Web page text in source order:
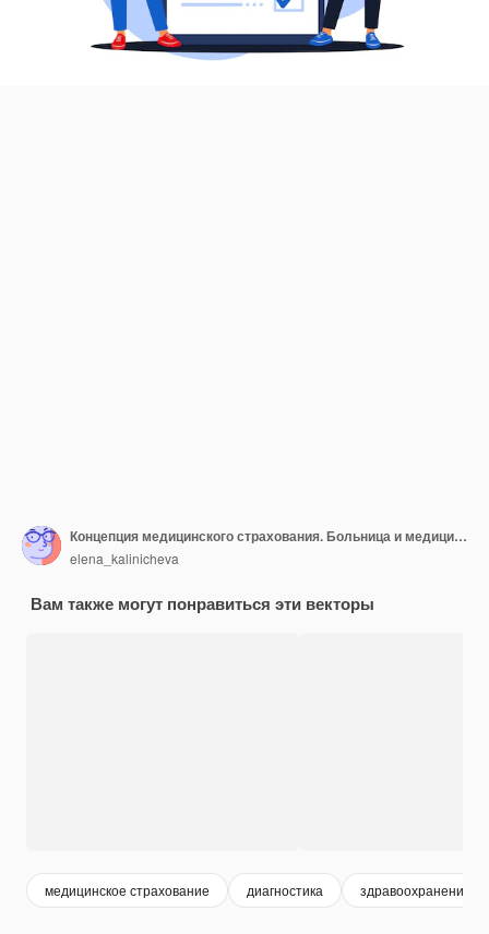
Концепция медицинского страхования. Больница и медицинское обслуживание. Векторная иллюстрация. Плоский
elena_kalinicheva
Вам также могут понравиться эти векторы
медицинское страхование диагностика здравоохранение